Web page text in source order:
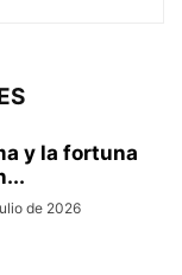
y la fortuna
de 2026